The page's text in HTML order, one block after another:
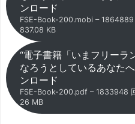
ンロード
FSE-Book-200.mobi –
837.08 KB
“電子書籍「いまフリーラ
なろうとしているあなた
ンロード
FSE-Book-200.pdf – 1833948
26 MB